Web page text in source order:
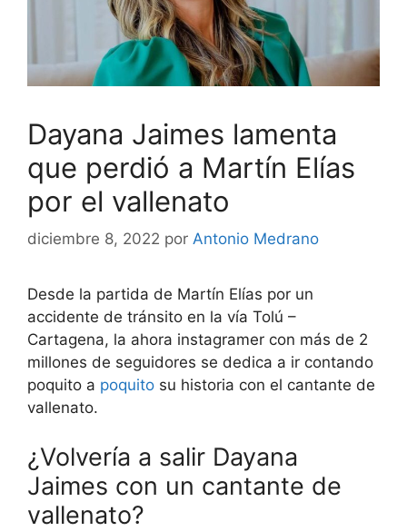
Dayana Jaimes lamenta
que perdió a Martín Elías
por el vallenato
diciembre 8, 2022 por Antonio Medrano
Desde la partida de Martín Elías por un
accidente de tránsito en la vía Tolú –
Cartagena, la ahora instagramer con más de 2
millones de seguidores se dedica a ir contando
poquito a poquito su historia con el cantante de
vallenato.
¿Volvería a salir Dayana
Jaimes con un cantante de
vallenato?